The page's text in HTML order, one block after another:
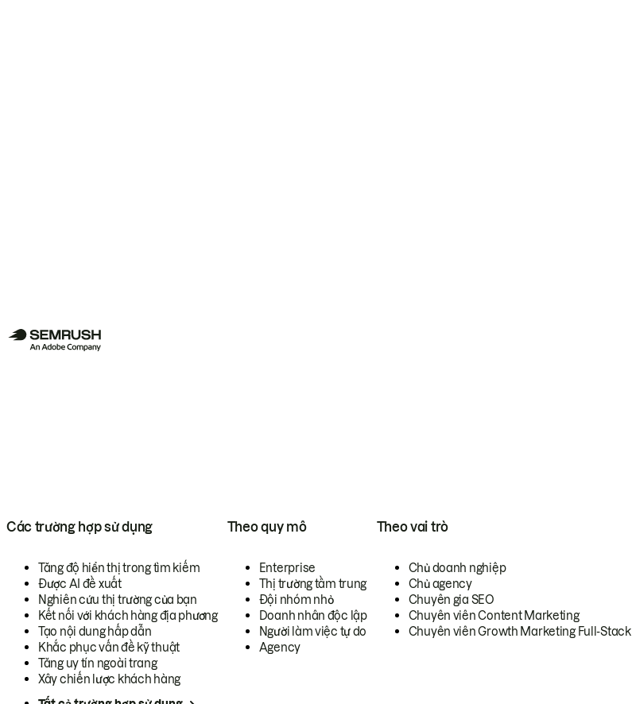
Các trường hợp sử dụng
Tăng độ hiển thị trong tìm kiếm
Được AI đề xuất
Nghiên cứu thị trường của bạn
Kết nối với khách hàng địa phương
Tạo nội dung hấp dẫn
Khắc phục vấn đề kỹ thuật
Tăng uy tín ngoài trang
Xây chiến lược khách hàng
Theo quy mô
Enterprise
Thị trường tầm trung
Đội nhóm nhỏ
Doanh nhân độc lập
Người làm việc tự do
Agency
Theo vai trò
Chủ doanh nghiệp
Chủ agency
Chuyên gia SEO
Chuyên viên Content Marketing
Chuyên viên Growth Marketing Full-Stack